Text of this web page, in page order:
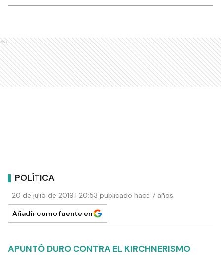
Ads
POLÍTICA
20 de julio de 2019 | 20:53 publicado hace 7 años
Añadir como fuente en
APUNTÓ DURO CONTRA EL KIRCHNERISMO